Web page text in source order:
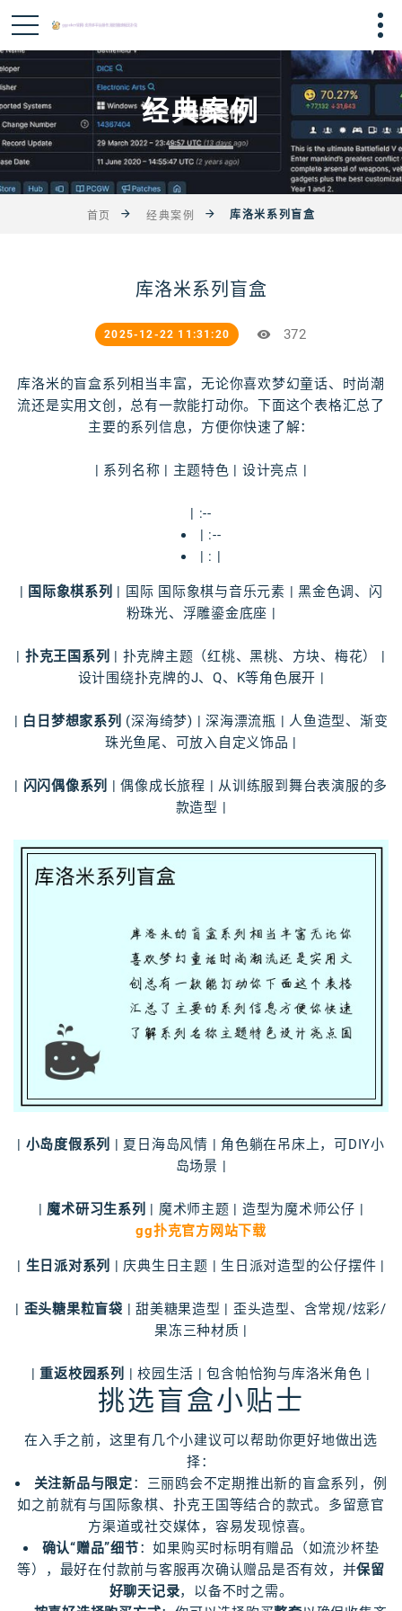
经典案例
首页 经典案例 库洛米系列盲盒
库洛米系列盲盒
2025-12-22 11:31:20 372
库洛米的盲盒系列相当丰富，无论你喜欢梦幻童话、时尚潮
流还是实用文创，总有一款能打动你。下面这个表格汇总了
主要的系列信息，方便你快速了解：
| 系列名称 | 主题特色 | 设计亮点 |
| :--
| :--
| : |
| 国际象棋系列 | 国际 国际象棋与音乐元素 | 黑金色调、闪
粉珠光、浮雕鎏金底座 |
| 扑克王国系列 | 扑克牌主题（红桃、黑桃、方块、梅花） |
设计围绕扑克牌的J、Q、K等角色展开 |
| 白日梦想家系列 (深海绮梦) | 深海漂流瓶 | 人鱼造型、渐变
珠光鱼尾、可放入自定义饰品 |
| 闪闪偶像系列 | 偶像成长旅程 | 从训练服到舞台表演服的多
款造型 |
| 小岛度假系列 | 夏日海岛风情 | 角色躺在吊床上，可DIY小
岛场景 |
| 魔术研习生系列 | 魔术师主题 | 造型为魔术师公仔 |
gg扑克官方网站下载
| 生日派对系列 | 庆典生日主题 | 生日派对造型的公仔摆件 |
| 歪头糖果粒盲袋 | 甜美糖果造型 | 歪头造型、含常规/炫彩/
果冻三种材质 |
|重返校园系列 | 校园生活 | 包含帕恰狗与库洛米角色 |
挑选盲盒小贴士
在入手之前，这里有几个小建议可以帮助你更好地做出选
择：
关注新品与限定：三丽鸥会不定期推出新的盲盒系列，例
如之前就有与国际象棋、扑克王国等结合的款式。多留意官
方渠道或社交媒体，容易发现惊喜。
确认“赠品”细节：如果购买时标明有赠品（如流沙杯垫
等），最好在付款前与客服再次确认赠品是否有效，并保留
好聊天记录，以备不时之需。